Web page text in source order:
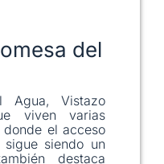
del
Vistazo
viven varias
el acceso
siendo un
destaca